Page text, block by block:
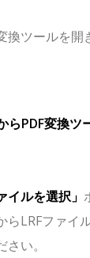
換ツールを開
らPDF変換ツ
イルを選択」
らLRFファイ
い。